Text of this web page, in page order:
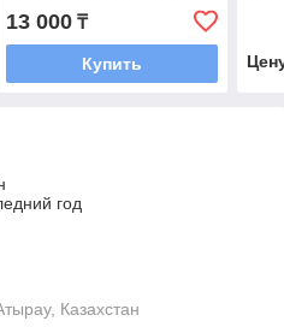
13 000₸
Купить
год
Казахстан